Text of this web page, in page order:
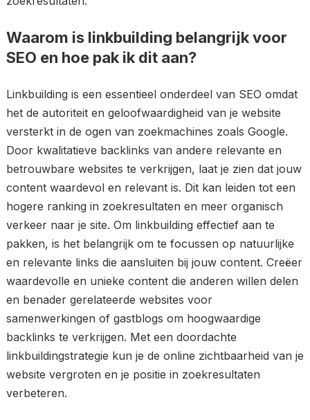
Waarom is linkbuilding belangrijk voor
SEO en hoe pak ik dit aan?
Linkbuilding is een essentieel onderdeel van SEO omdat
het de autoriteit en geloofwaardigheid van je website
versterkt in de ogen van zoekmachines zoals Google.
Door kwalitatieve backlinks van andere relevante en
betrouwbare websites te verkrijgen, laat je zien dat jouw
content waardevol en relevant is. Dit kan leiden tot een
hogere ranking in zoekresultaten en meer organisch
verkeer naar je site. Om linkbuilding effectief aan te
pakken, is het belangrijk om te focussen op natuurlijke
en relevante links die aansluiten bij jouw content. Creëer
waardevolle en unieke content die anderen willen delen
en benader gerelateerde websites voor
samenwerkingen of gastblogs om hoogwaardige
backlinks te verkrijgen. Met een doordachte
linkbuildingstrategie kun je de online zichtbaarheid van je
website vergroten en je positie in zoekresultaten
verbeteren.